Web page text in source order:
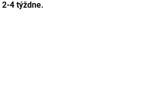
2-4 týždne.